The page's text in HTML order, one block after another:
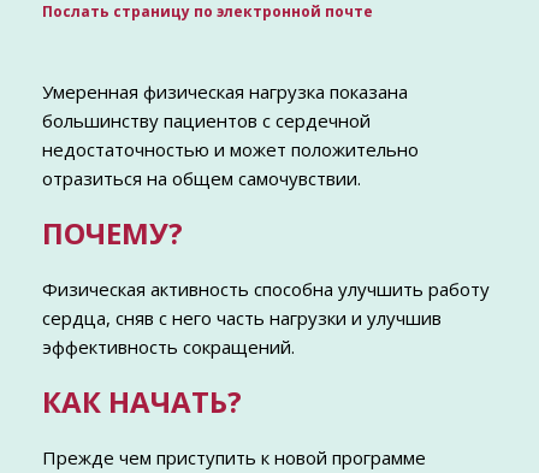
Послать страницу по электронной почте
Умеренная физическая нагрузка показана
большинству пациентов с сердечной
недостаточностью и может положительно
отразиться на общем самочувствии.
ПОЧЕМУ?
Физическая активность способна улучшить работу
сердца, сняв с него часть нагрузки и улучшив
эффективность сокращений.
КАК НАЧАТЬ?
Прежде чем приступить к новой программе